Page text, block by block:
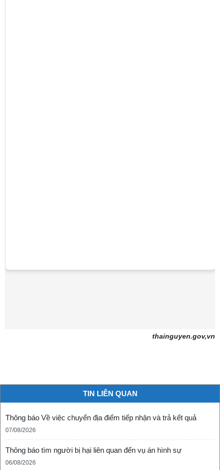
thainguyen.gov,vn
TIN LIÊN QUAN
Thông báo Về việc chuyển địa điểm tiếp nhận và trả kết quả
07/08/2026
Thông báo tìm người bị hại liên quan đến vụ án hình sự
06/08/2026